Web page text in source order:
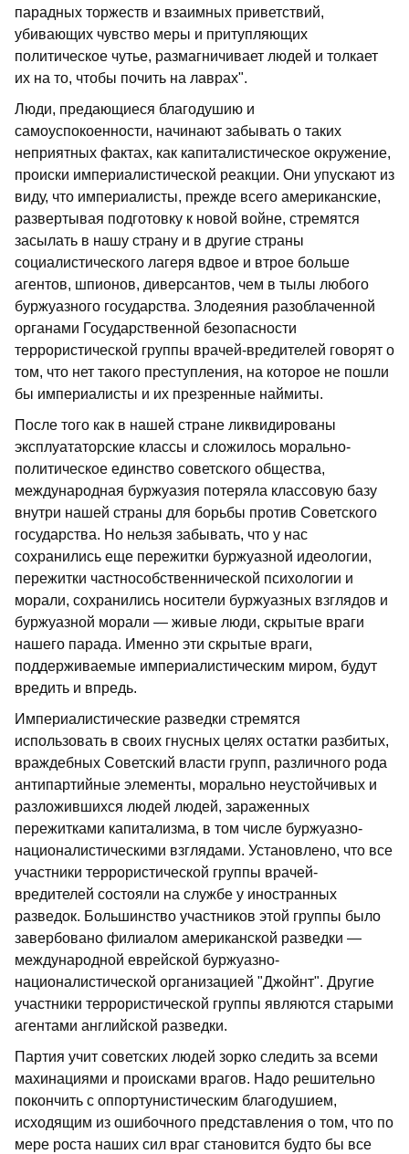
парадных торжеств и взаимных приветствий,
убивающих чувство меры и притупляющих
политическое чутье, размагничивает людей и толкает
их на то, чтобы почить на лаврах".
Люди, предающиеся благодушию и
самоуспокоенности, начинают забывать о таких
неприятных фактах, как капиталистическое окружение,
происки империалистической реакции. Они упускают из
виду, что империалисты, прежде всего американские,
развертывая подготовку к новой войне, стремятся
засылать в нашу страну и в другие страны
социалистического лагеря вдвое и втрое больше
агентов, шпионов, диверсантов, чем в тылы любого
буржуазного государства. Злодеяния разоблаченной
органами Государственной безопасности
террористической группы врачей-вредителей говорят о
том, что нет такого преступления, на которое не пошли
бы империалисты и их презренные наймиты.
После того как в нашей стране ликвидированы
эксплуататорские классы и сложилось морально-
политическое единство советского общества,
международная буржуазия потеряла классовую базу
внутри нашей страны для борьбы против Советского
государства. Но нельзя забывать, что у нас
сохранились еще пережитки буржуазной идеологии,
пережитки частнособственнической психологии и
морали, сохранились носители буржуазных взглядов и
буржуазной морали — живые люди, скрытые враги
нашего парада. Именно эти скрытые враги,
поддерживаемые империалистическим миром, будут
вредить и впредь.
Империалистические разведки стремятся
использовать в своих гнусных целях остатки разбитых,
враждебных Советский власти групп, различного рода
антипартийные элементы, морально неустойчивых и
разложившихся людей людей, зараженных
пережитками капитализма, в том числе буржуазно-
националистическими взглядами. Установлено, что все
участники террористической группы врачей-
вредителей состояли на службе у иностранных
разведок. Большинство участников этой группы было
завербовано филиалом американской разведки —
международной еврейской буржуазно-
националистической организацией "Джойнт". Другие
участники террористической группы являются старыми
агентами английской разведки.
Партия учит советских людей зорко следить за всеми
махинациями и происками врагов. Надо решительно
покончить с оппортунистическим благодушием,
исходящим из ошибочного представления о том, что по
мере роста наших сил враг становится будто бы все